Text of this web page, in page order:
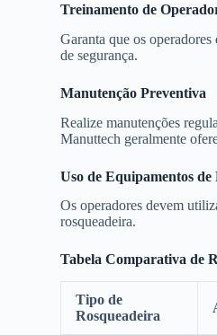
Treinamento de
Garanta que os
de segurança.
Manutenção Preventiva
Realize manutenções
Manuttech geralmente
Uso de Equipamentos
Os operadores devem
rosqueadeira.
Tabela Comparativa de
Tipo de
Rosqueadeira